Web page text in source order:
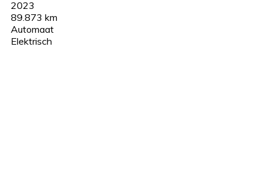
2023
89.873 km
Automaat
Elektrisch